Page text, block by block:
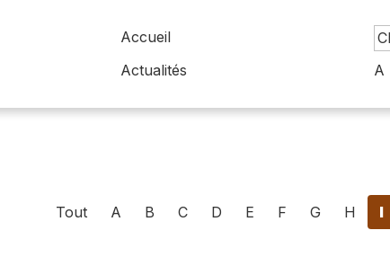
Accueil
Actualités
A
Tout A B C D E F G H I